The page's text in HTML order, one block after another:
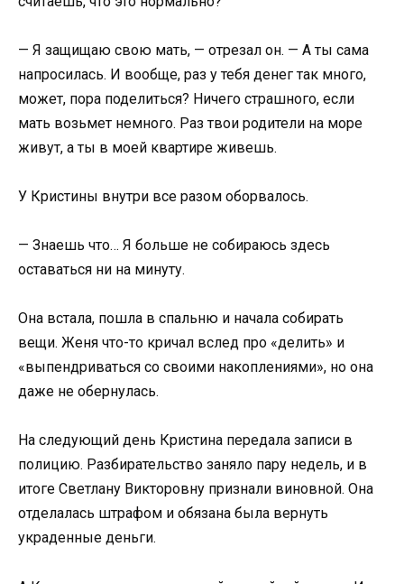
— Я защищаю свою мать, — отрезал он. — А ты сама
напросилась. И вообще, раз у тебя денег так много,
может, пора поделиться? Ничего страшного, если
мать возьмет немного. Раз твои родители на море
живут, а ты в моей квартире живешь.
У Кристины внутри все разом оборвалось.
— Знаешь что… Я больше не собираюсь здесь
оставаться ни на минуту.
Она встала, пошла в спальню и начала собирать
вещи. Женя что-то кричал вслед про «делить» и
«выпендриваться со своими накоплениями», но она
даже не обернулась.
На следующий день Кристина передала записи в
полицию. Разбирательство заняло пару недель, и в
итоге Светлану Викторовну признали виновной. Она
отделалась штрафом и обязана была вернуть
украденные деньги.